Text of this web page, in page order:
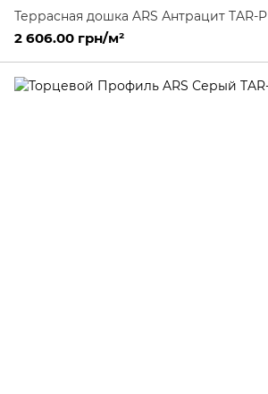
Террасная дошка ARS Антрацит TAR-P
2 606.00 грн/м²